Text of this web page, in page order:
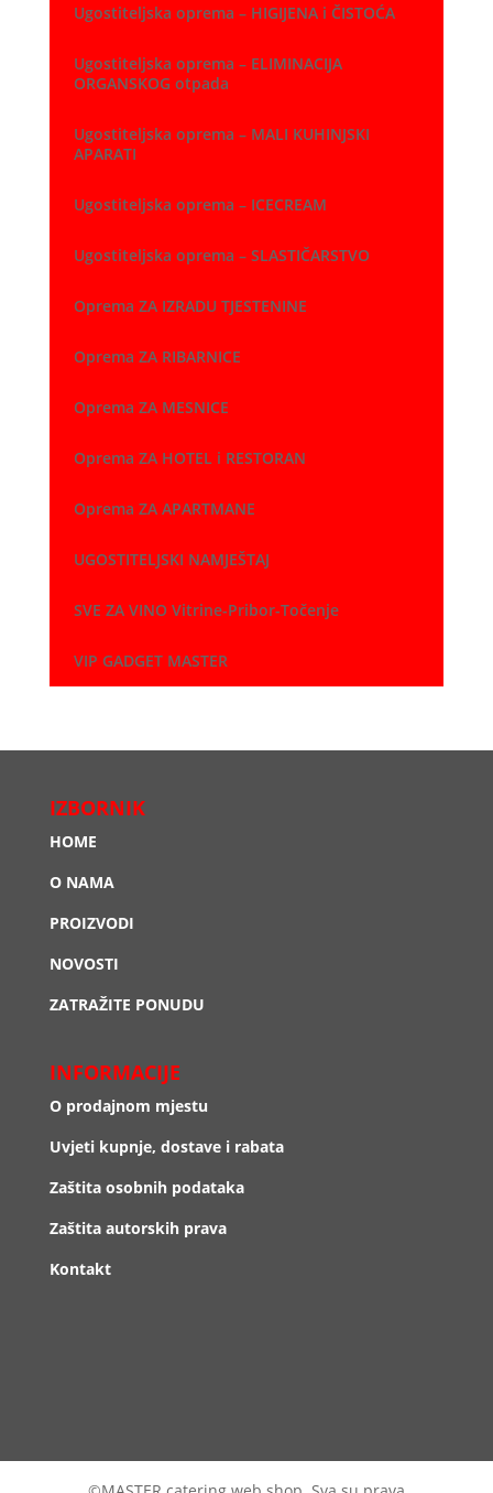
Ugostiteljska oprema – HIGIJENA i ČISTOĆA
Ugostiteljska oprema – ELIMINACIJA
ORGANSKOG otpada
Ugostiteljska oprema – MALI KUHINJSKI
APARATI
Ugostiteljska oprema – ICECREAM
Ugostiteljska oprema – SLASTIČARSTVO
Oprema ZA IZRADU TJESTENINE
Oprema ZA RIBARNICE
Oprema ZA MESNICE
Oprema ZA HOTEL i RESTORAN
Oprema ZA APARTMANE
UGOSTITELJSKI NAMJEŠTAJ
SVE ZA VINO Vitrine-Pribor-Točenje
VIP GADGET MASTER
IZBORNIK
HOME
O NAMA
PROIZVODI
NOVOSTI
ZATRAŽITE PONUDU
INFORMACIJE
O prodajnom mjestu
Uvjeti kupnje, dostave i rabata
Zaštita osobnih podataka
Zaštita autorskih prava
Kontakt